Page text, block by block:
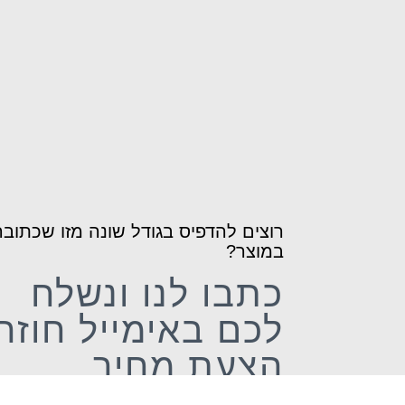
רוצים להדפיס בגודל שונה מזו
במוצר?
כתבו לנו ונשלח
לכם באימייל
הצעת מחיר
חוף שליו
ADD
עץ בתוך מים -
₪